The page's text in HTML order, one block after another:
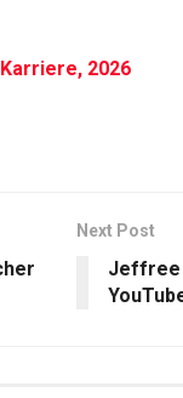
2026
Next Post
Jeffree